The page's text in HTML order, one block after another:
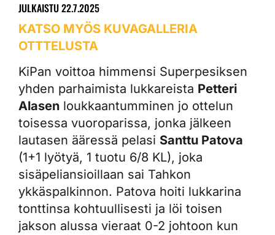
JULKAISTU22.7.2025
KATSO MYÖS KUVAGALLERIA
OTTTELUSTA
KiPan voittoa himmensi Superpesiksen
yhden parhaimista lukkareista Petteri
Alasen loukkaantumminen jo ottelun
toisessa vuoroparissa, jonka jälkeen
lautasen ääressä pelasi Santtu Patova
(1+1 lyötyä, 1 tuotu 6/8 KL), joka
sisäpeliansioillaan sai Tahkon
ykkäspalkinnon. Patova hoiti lukkarina
tonttinsa kohtuullisesti ja löi toisen
jakson alussa vieraat 0-2 johtoon kun